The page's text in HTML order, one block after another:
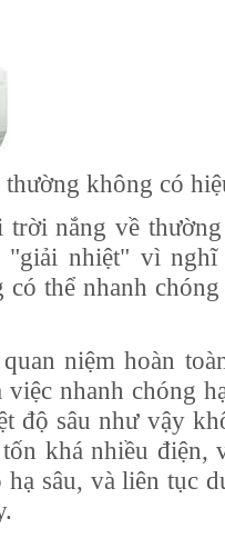
không có
nắng về
"giải nhiệt" vì
thể nhanh
niệm hoàn
việc nhanh chóng
độ sâu như vậy
khá nhiều điện,
sâu, và liên tục